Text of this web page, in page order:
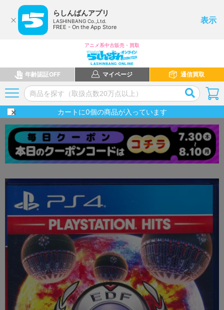
らしんばんアプリ
LASHINBANG Co.,Ltd.
FREE - On the App Store
表示
アニメ系中古販売・買取
年齢認証OFF マイページ 通信買取
カートに0個の商品が入っています